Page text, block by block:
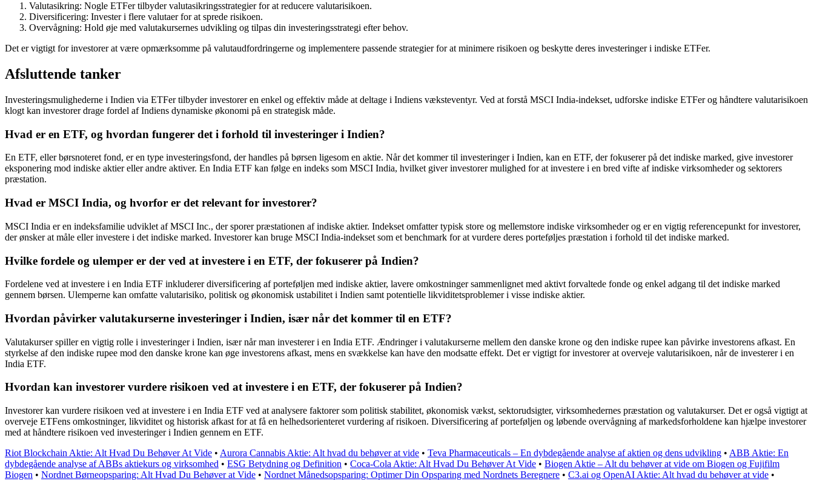
Valutasikring: Nogle ETFer tilbyder valutasikringsstrategier for at reducere valutarisikoen.
Diversificering: Invester i flere valutaer for at sprede risikoen.
Overvågning: Hold øje med valutakursernes udvikling og tilpas din investeringsstrategi efter behov.
Det er vigtigt for investorer at være opmærksomme på valutaudfordringerne og implementere passende strategier for at minimere risikoen og beskytte deres investeringer i indiske ETFer.
Afsluttende tanker
Investeringsmulighederne i Indien via ETFer tilbyder investorer en enkel og effektiv måde at deltage i Indiens væksteventyr. Ved at forstå MSCI India-indekset, udforske indiske ETFer og håndtere valutarisikoen
klogt kan investorer drage fordel af Indiens dynamiske økonomi på en strategisk måde.
Hvad er en ETF, og hvordan fungerer det i forhold til investeringer i Indien?
En ETF, eller børsnoteret fond, er en type investeringsfond, der handles på børsen ligesom en aktie. Når det kommer til investeringer i Indien, kan en ETF, der fokuserer på det indiske marked, give investorer
eksponering mod indiske aktier eller andre aktiver. En India ETF kan følge en indeks som MSCI India, hvilket giver investorer mulighed for at investere i en bred vifte af indiske virksomheder og sektorers
præstation.
Hvad er MSCI India, og hvorfor er det relevant for investorer?
MSCI India er en indeksfamilie udviklet af MSCI Inc., der sporer præstationen af indiske aktier. Indekset omfatter typisk store og mellemstore indiske virksomheder og er en vigtig referencepunkt for investorer,
der ønsker at måle eller investere i det indiske marked. Investorer kan bruge MSCI India-indekset som et benchmark for at vurdere deres porteføljes præstation i forhold til det indiske marked.
Hvilke fordele og ulemper er der ved at investere i en ETF, der fokuserer på Indien?
Fordelene ved at investere i en India ETF inkluderer diversificering af porteføljen med indiske aktier, lavere omkostninger sammenlignet med aktivt forvaltede fonde og enkel adgang til det indiske marked
gennem børsen. Ulemperne kan omfatte valutarisiko, politisk og økonomisk ustabilitet i Indien samt potentielle likviditetsproblemer i visse indiske aktier.
Hvordan påvirker valutakurserne investeringer i Indien, især når det kommer til en ETF?
Valutakurser spiller en vigtig rolle i investeringer i Indien, især når man investerer i en India ETF. Ændringer i valutakurserne mellem den danske krone og den indiske rupee kan påvirke investorens afkast. En
styrkelse af den indiske rupee mod den danske krone kan øge investorens afkast, mens en svækkelse kan have den modsatte effekt. Det er vigtigt for investorer at overveje valutarisikoen, når de investerer i en
India ETF.
Hvordan kan investorer vurdere risikoen ved at investere i en ETF, der fokuserer på Indien?
Investorer kan vurdere risikoen ved at investere i en India ETF ved at analysere faktorer som politisk stabilitet, økonomisk vækst, sektorudsigter, virksomhedernes præstation og valutakurser. Det er også vigtigt at
overveje ETFens omkostninger, likviditet og historisk afkast for at få en helhedsorienteret vurdering af risikoen. Diversificering af porteføljen og løbende overvågning af markedsforholdene kan hjælpe investorer
med at håndtere risikoen ved investeringer i Indien gennem en ETF.
Riot Blockchain Aktie: Alt Hvad Du Behøver At Vide • Aurora Cannabis Aktie: Alt hvad du behøver at vide • Teva Pharmaceuticals – En dybdegående analyse af aktien og dens udvikling • ABB Aktie: En
dybdegående analyse af ABBs aktiekurs og virksomhed • ESG Betydning og Definition • Coca-Cola Aktie: Alt Hvad Du Behøver At Vide • Biogen Aktie – Alt du behøver at vide om Biogen og Fujifilm
Biogen • Nordnet Børneopsparing: Alt Hvad Du Behøver at Vide • Nordnet Månedsopsparing: Optimer Din Opsparing med Nordnets Beregnere • C3.ai og OpenAI Aktie: Alt hvad du behøver at vide •